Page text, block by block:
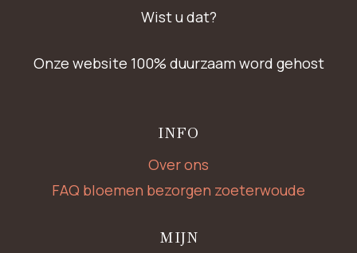
Wist u dat?
Onze website 100% duurzaam word gehost
INFO
Over ons
FAQ bloemen bezorgen zoeterwoude
MIJN